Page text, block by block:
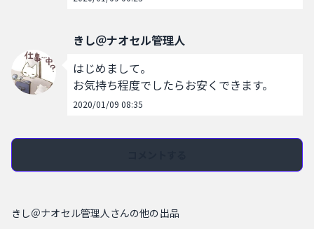
きし＠ナオセル管理人
はじめまして。
お気持ち程度でしたらお安くできます。
2020/01/09 08:35
きし＠ナオセル管理人さんの他の出品